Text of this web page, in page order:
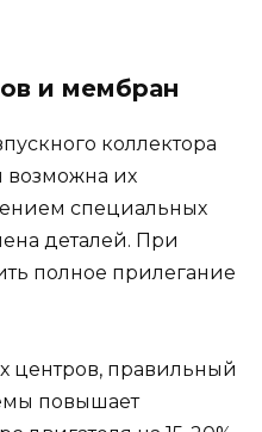
и мембран
коллектора
возможна их
специальных
деталей. При
полное прилегание
центров, правильный
повышает